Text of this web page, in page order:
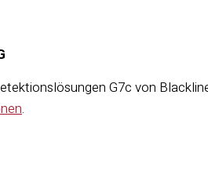
G7c von
.